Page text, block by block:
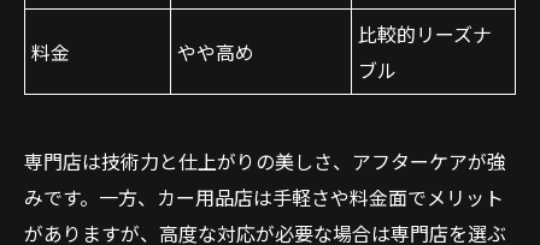
料金 やや高め
比較的リーズナ
ブル
専門店は技術力と仕上がりの美しさ、アフターケアが強
みです。一方、カー用品店は手軽さや料金面でメリット
がありますが、高度な対応が必要な場合は専門店を選ぶ